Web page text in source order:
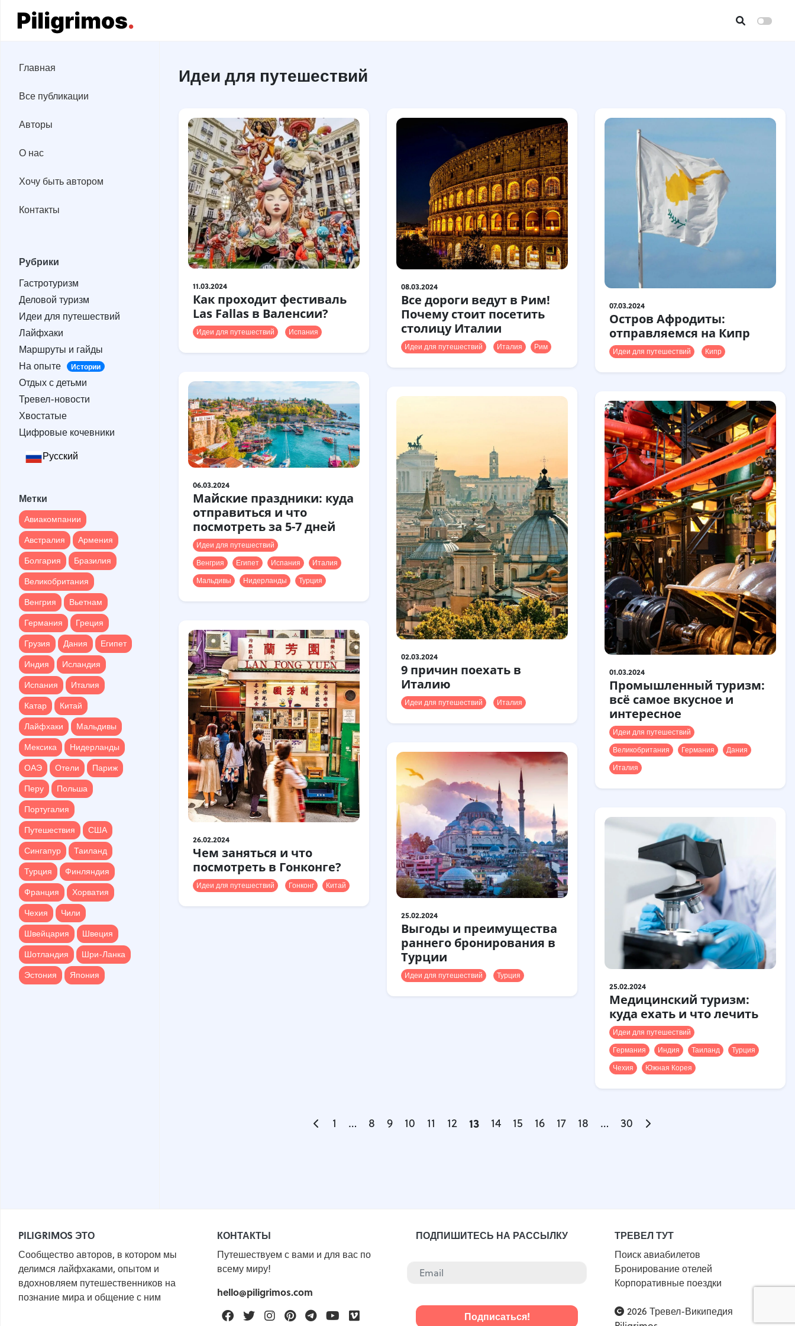
Гастротуризм
Деловой туризм
Идеи для путешествий
Лайфхаки
Маршруты и гайды
На опыте
Истории
Отдых с детьми
Тревел-новости
Хвостатые
Цифровые кочевники
Австралия
Армения
Болгария
Бразилия
Великобритания
Венгрия
Вьетнам
Германия
Греция
Грузия
Дания
Египет
Индия
Исландия
Испания
Италия
Катар
Китай
Лайфхаки
Мальдивы
Мексика
Нидерланды
ОАЭ
Отели
Париж
Перу
Польша
Португалия
Путешествия
США
Сингапур
Таиланд
Турция
Финляндия
Франция
Хорватия
Чехия
Чили
Швейцария
Швеция
Шотландия
Шри-Ланка
Эстония
Япония
Главная
Все публикации
Авторы
О нас
Хочу быть автором
Контакты
Рубрики
Гастротуризм
Деловой туризм
Идеи для путешествий
Лайфхаки
Маршруты и гайды
На опыте
Истории
Отдых с детьми
Тревел-новости
Хвостатые
Цифровые кочевники
Русский
Метки
Авиакомпании
Австралия
Армения
Болгария
Бразилия
Великобритания
Венгрия
Вьетнам
Германия
Греция
Грузия
Дания
Египет
Индия
Исландия
Испания
Италия
Катар
Китай
Лайфхаки
Мальдивы
Мексика
Нидерланды
ОАЭ
Отели
Париж
Перу
Польша
Португалия
Путешествия
США
Сингапур
Таиланд
Турция
Финляндия
Франция
Хорватия
Чехия
Чили
Швейцария
Швеция
Шотландия
Шри-Ланка
Эстония
Япония
Идеи для путешествий
11.03.2024
Как проходит фестиваль
Las Fallas в Валенсии?
Идеи для путешествий Испания
08.03.2024
Все дороги ведут в Рим!
Почему стоит посетить
столицу Италии
Идеи для путешествий Италия Рим
07.03.2024
Остров Афродиты:
отправляемся на Кипр
Идеи для путешествий Кипр
06.03.2024
Майские праздники: куда
отправиться и что
посмотреть за 5-7 дней
Идеи для путешествий
Венгрия
Египет Испания
Италия
Мальдивы
Нидерланды Турция
02.03.2024
9 причин поехать в
Италию
Идеи для путешествий Италия
01.03.2024
Промышленный туризм:
всё самое вкусное и
интересное
Идеи для путешествий
Великобритания
Германия
Дания
Италия
26.02.2024
Чем заняться и что
посмотреть в Гонконге?
Идеи для путешествий Гонконг Китай
25.02.2024
Выгоды и преимущества
раннего бронирования в
Турции
Идеи для путешествий Турция
25.02.2024
Медицинский туризм:
куда ехать и что лечить
Идеи для путешествий
Германия
Индия Таиланд
Турция
Чехия
Южная Корея
1 … 8 9 10 11 12 13 14 15 16 17 18 … 30
PILIGRIMOS ЭТО
Сообщество авторов, в котором мы
делимся лайфхаками, опытом и
вдохновляем путешественников на
познание мира и общение с ним
КОНТАКТЫ
Путешествуем с вами и для вас по
всему миру!
hello@piligrimos.com
FacebookTwitterInstagramPinterestTelegramYoutube
ПОДПИШИТЕСЬ НА РАССЫЛКУ ТРЕВЕЛ ТУТ
Поиск авиабилетов
Бронирование отелей
Корпоративные поездки
2026 Тревел-Википедия